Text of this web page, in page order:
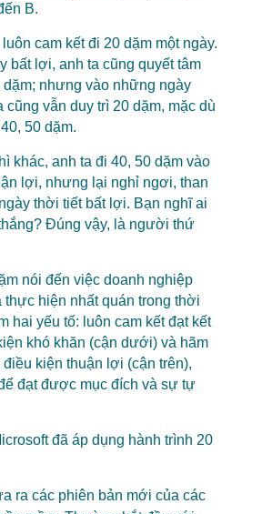
B.
cam kết đi 20 dặm một ngày.
bất lợi, anh ta cũng quyết tâm
nhưng vào những ngày
cũng vẫn duy trì 20 dặm, mặc dù
50 dặm.
khác, anh ta đi 40, 50 dặm vào
lợi, nhưng lại nghỉ ngơi, than
thời tiết bất lợi. Bạn nghĩ ai
Đúng vậy, là người thứ
nói đến việc doanh nghiệp
thực hiện nhất quán trong thời
hai yếu tố: luôn cam kết đạt kết
khó khăn (cận dưới) và hãm
điều kiện thuận lợi (cận trên),
đạt được mục đích và sự tự
đã áp dụng hành trình 20
ra các phiên bản mới của các